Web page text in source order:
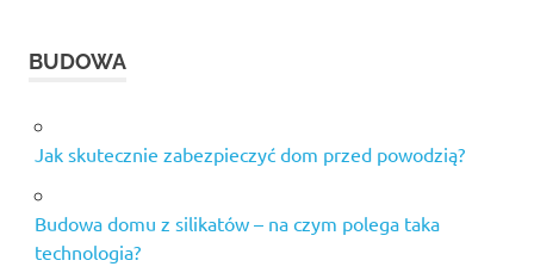
BUDOWA
Jak skutecznie zabezpieczyć dom przed powodzią?
Budowa domu z silikatów – na czym polega taka
technologia?